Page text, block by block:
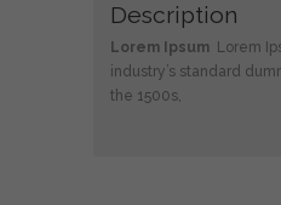
Description
Lorem IpsumLorem
industry’s standard
the 1500s,